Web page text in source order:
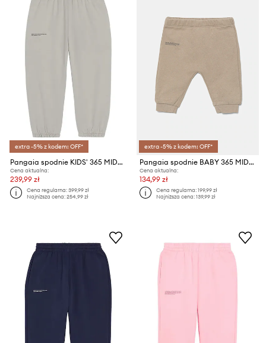
extra -5% z kodem: OFF*
Pangaia spodnie KIDS' 365 MIDWEIGHT TRACK PANTS
Cena aktualna:
239,99 zł
Cena regularna:399,99 zł
Najniższa cena:254,99 zł
extra -5% z kodem: OFF*
Pangaia spodnie BABY 365 MIDWEIGHT TRACK PANTS
Cena aktualna:
134,99 zł
Cena regularna:199,99 zł
Najniższa cena:139,99 zł